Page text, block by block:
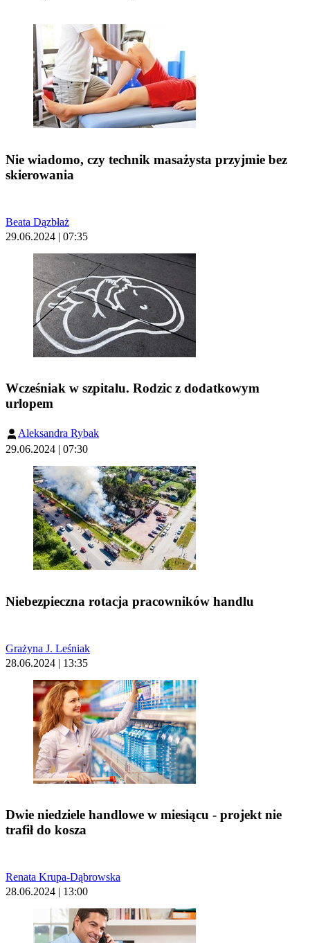
Nie wiadomo, czy technik masażysta przyjmie bez
skierowania
Beata Dązbłaż
29.06.2024 | 07:35
Wcześniak w szpitalu. Rodzic z dodatkowym
urlopem
Aleksandra Rybak
29.06.2024 | 07:30
Niebezpieczna rotacja pracowników handlu
Grażyna J. Leśniak
28.06.2024 | 13:35
Dwie niedziele handlowe w miesiącu - projekt nie
trafił do kosza
Renata Krupa-Dąbrowska
28.06.2024 | 13:00